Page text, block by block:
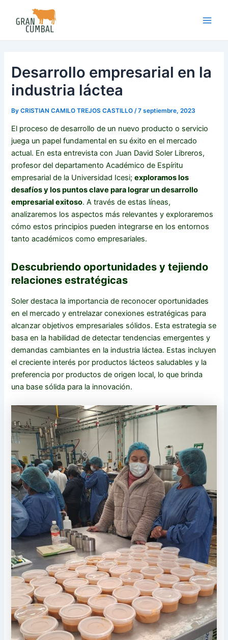
content
Desarrollo empresarial en la
industria láctea
ByCRISTIAN CAMILO TREJOS CASTILLO /7 septiembre, 2023
El proceso de desarrollo de un nuevo producto o servicio
juega un papel fundamental en su éxito en el mercado
actual. En esta entrevista con Juan David Soler Libreros,
profesor del departamento Académico de Espíritu
empresarial de la Universidad Icesi;exploramos los
desafíos y los puntos clave para lograr un desarrollo
empresarial exitoso. A través de estas líneas,
analizaremos los aspectos más relevantes y exploraremos
cómo estos principios pueden integrarse en los entornos
tanto académicos como empresariales.
Descubriendo oportunidades y tejiendo
relaciones estratégicas
Soler destaca la importancia de reconocer oportunidades
en el mercado y entrelazar conexiones estratégicas para
alcanzar objetivos empresariales sólidos. Esta estrategia se
basa en la habilidad de detectar tendencias emergentes y
demandas cambiantes en la industria láctea. Estas incluyen
el creciente interés por productos lácteos saludables y la
preferencia por productos de origen local, lo que brinda
una base sólida para la innovación.
navigation